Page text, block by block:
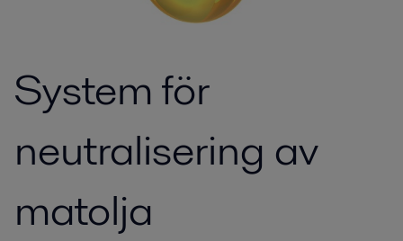
System för
neutralisering av
matolja